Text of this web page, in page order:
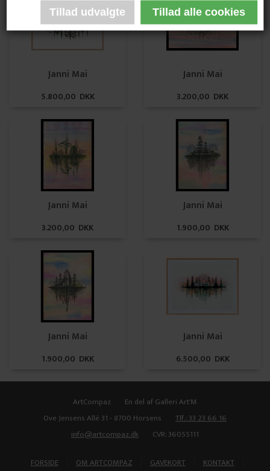
Janni Mai
5.800,00 DKK
Janni Mai
3.200,00 DKK
Janni Mai
3.200,00 DKK
Janni Mai
1.900,00 DKK
Janni Mai
1.900,00 DKK
Janni Mai
6.500,00 DKK
ArtCompaz
En del af Galleri Art'M
Ove Jensens Allé 31 - 8700 Horsens
Tlf.: 33 23 66 16
info@artcompaz.dk
CVR: 36055111
FORSIDE OM ARTCOMPAZ GAVEKORT KONTAKT